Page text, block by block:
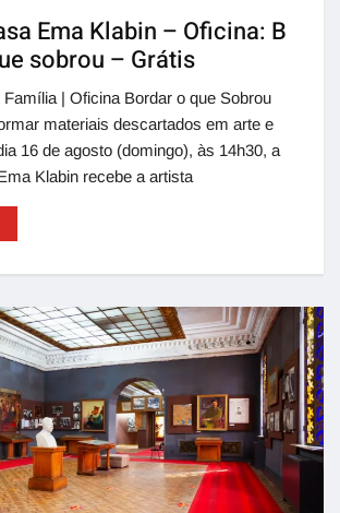
Ema Klabin – Oficina: B
sobrou – Grátis
| Oficina Bordar o que Sobrou
materiais descartados em arte e
16 de agosto (domingo), às 14h30, a
Klabin recebe a artista